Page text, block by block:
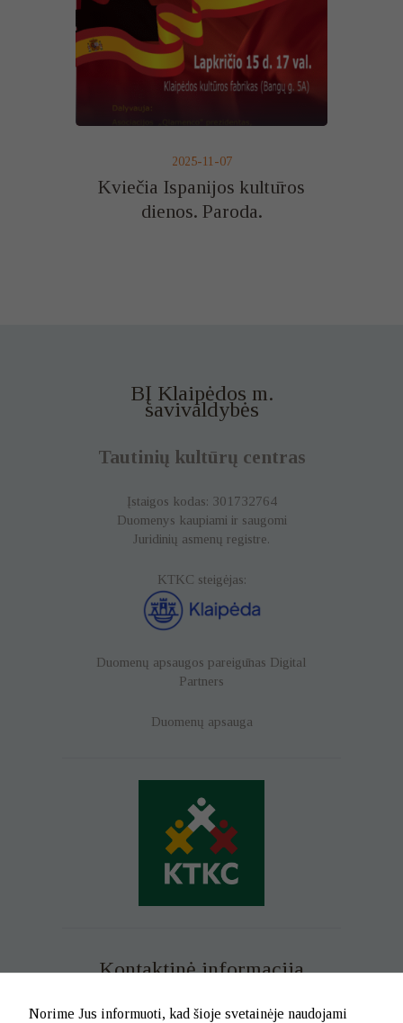
2025-11-07
Kviečia Ispanijos kultūros
dienos. Paroda.
BĮ Klaipėdos m.
savivaldybės
Tautinių kultūrų centras
Įstaigos kodas: 301732764
Duomenys kaupiami ir saugomi
Juridinių asmenų registre.
KTKC steigėjas:
Duomenų apsaugos pareigūnas Digital
Partners
Duomenų apsauga
Kontaktinė informacija
Mob. tel. +370 699 73 229
Norime Jus informuoti, kad šioje svetainėje naudojami